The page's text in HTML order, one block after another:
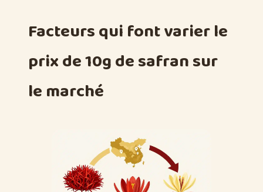
Facteurs qui font varier le
prix de 10g de safran sur
le marché